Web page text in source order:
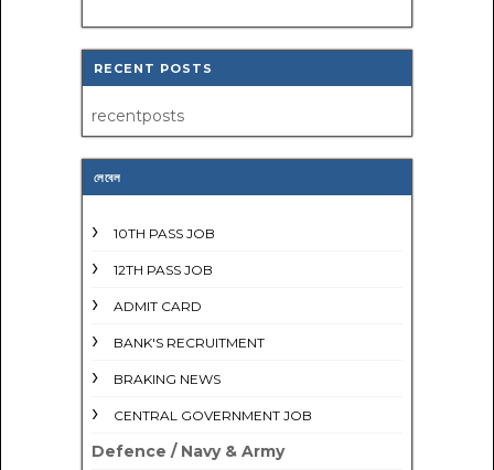
RECENT POSTS
recentposts
লেবেল
10TH PASS JOB
12TH PASS JOB
ADMIT CARD
BANK'S RECRUITMENT
BRAKING NEWS
CENTRAL GOVERNMENT JOB
Defence / Navy & Army